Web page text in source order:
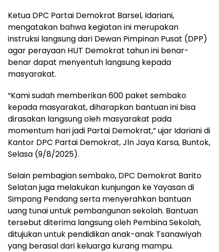
Ketua DPC Partai Demokrat Barsel, Idariani,
mengatakan bahwa kegiatan ini merupakan
instruksi langsung dari Dewan Pimpinan Pusat (DPP)
agar perayaan HUT Demokrat tahun ini benar-
benar dapat menyentuh langsung kepada
masyarakat.
“Kami sudah memberikan 600 paket sembako
kepada masyarakat, diharapkan bantuan ini bisa
dirasakan langsung oleh masyarakat pada
momentum hari jadi Partai Demokrat,” ujar Idariani di
Kantor DPC Partai Demokrat, Jln Jaya Karsa, Buntok,
Selasa (9/8/2025).
Selain pembagian sembako, DPC Demokrat Barito
Selatan juga melakukan kunjungan ke Yayasan di
Simpang Pendang serta menyerahkan bantuan
uang tunai untuk pembangunan sekolah. Bantuan
tersebut diterima langsung oleh Pembina Sekolah,
ditujukan untuk pendidikan anak-anak Tsanawiyah
yang berasal dari keluarga kurang mampu.